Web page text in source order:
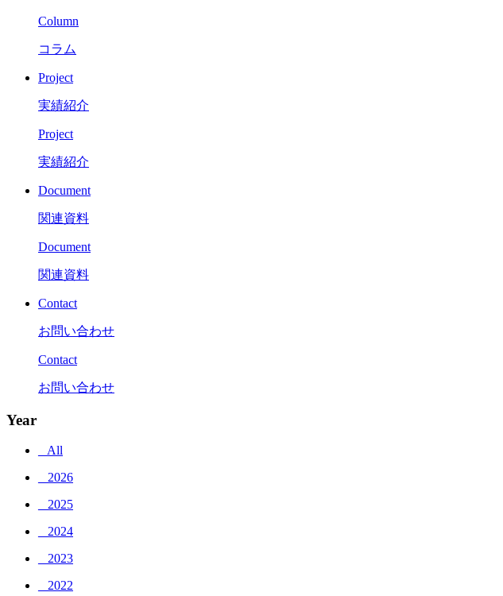
Column
コラム
Project
実績紹介
Project
実績紹介
Document
関連資料
Document
関連資料
Contact
お問い合わせ
Contact
お問い合わせ
Year
_ All
_ 2026
_ 2025
_ 2024
_ 2023
_ 2022